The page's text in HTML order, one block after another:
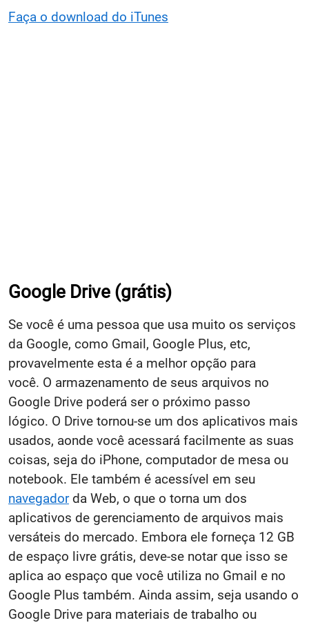
Faça o download do iTunes
Google Drive (grátis)
Se você é uma pessoa que usa muito os serviços
da Google, como Gmail, Google Plus, etc,
provavelmente esta é a melhor opção para
você. O armazenamento de seus arquivos no
Google Drive poderá ser o próximo passo
lógico. O Drive tornou-se um dos aplicativos mais
usados, aonde você acessará facilmente as suas
coisas, seja do iPhone, computador de mesa ou
notebook. Ele também é acessível em seu
navegadorda Web, o que o torna um dos
aplicativos de gerenciamento de arquivos mais
versáteis do mercado. Embora ele forneça 12 GB
de espaço livre grátis, deve-se notar que isso se
aplica ao espaço que você utiliza no Gmail e no
Google Plus também. Ainda assim, seja usando o
Google Drive para materiais de trabalho ou